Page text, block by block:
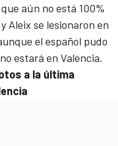
aún no está 100%
Aleix se lesionaron en
el español pudo
estará en Valencia.
a la última